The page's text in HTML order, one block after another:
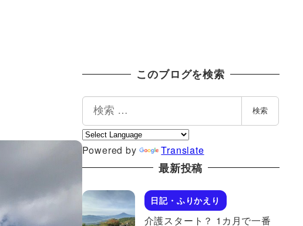
このブログを検索
索
検索
Powered by Translate
最新投稿
日記・ふりかえり
介護スタート？ 1カ月で一番